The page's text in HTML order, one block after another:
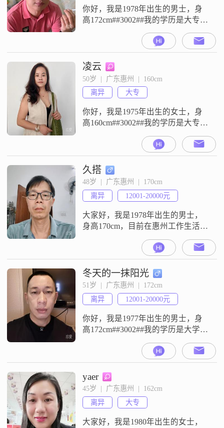
求大富大贵
你好，我是1978年出生的男士，身
高172cm##3002##我的学历是大专，
目前的工作地在惠州，月收入在
50000元以上##3002##在性格方面，
我是一个稳重可靠的人，同时也具
备幽默风趣的特点##3002##平时做
事责任感强，对待事情有耐心包容
##3002##我自认为是一个成熟稳重
的人，为人真诚可靠##3002##
凌云
50岁  |  广东惠州  |  160cm
离异
大专
你好，我是1975年出生的女士，身
高160cm##3002##我的学历是大专，
现在在惠州工作，月收入在8001到
12000元之间##3002##我的性格比较
开朗爱笑，平时是一个独立自信的
人，对待生活也保持着乐观积极的
态度##3002##做人方面，我觉得自
己是一个真诚可靠的人##3002##平
时空闲的时候，我喜欢阅读写作
久搭
48岁  |  广东惠州  |  170cm
离异
12001-20000元
大家好，我是1978年出生的男士，
身高170cm，目前在惠州工作生活
##3002##我的学历是大专，月收入
在12001到20000元之间##3002##我
的性格比较稳重可靠，平时也比较
乐观积极，随和易相处，为人成熟
稳重##3002##在感情和生活里，我
比较看重家庭，觉得相互尊重很重
要，情绪也比较稳定##3002##平时
冬天的一抹阳光
51岁  |  广东惠州  |  172cm
离异
12001-20000元
你好，我是1977年出生的男士，身
高172cm##3002##我的学历是大学本
月收入在12001到20000元之间
##3002##我的性格特征包括稳重可
靠，耐心包容，随和易相处，真诚
可靠，同时我也在追求事业成功
##3002##我是一个比较直接的人，
平时不喜欢绕弯子##3002##如
yaer
45岁  |  广东惠州  |  162cm
离异
大专
大家好，我是1980年出生的女士，